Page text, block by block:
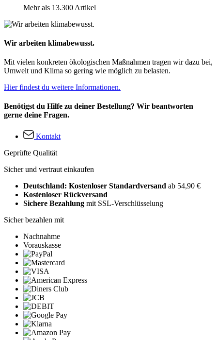
Mehr als 13.300 Artikel
Wir arbeiten klimabewusst.
Mit vielen konkreten ökologischen Maßnahmen tragen wir dazu bei,
Umwelt und Klima so gering wie möglich zu belasten.
Hier findest du weitere Informationen.
Benötigst du Hilfe zu deiner Bestellung? Wir beantworten
gerne deine Fragen.
Kontakt
Geprüfte Qualität
Sicher und vertraut einkaufen
Deutschland: Kostenloser Standardversand ab 54,90 €
Kostenloser Rückversand
Sichere Bezahlung mit SSL-Verschlüsselung
Sicher bezahlen mit
Nachnahme
Vorauskasse